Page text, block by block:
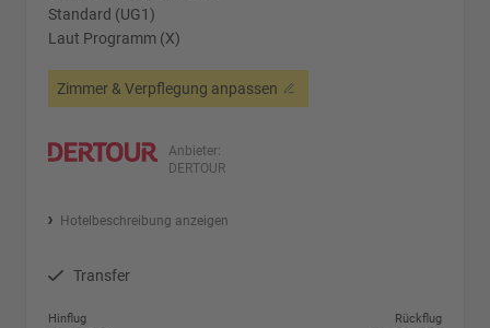
Standard (UG1)
Laut Programm (X)
Zimmer & Verpflegung anpassen
Anbieter:
DERTOUR
Hotelbeschreibung anzeigen
Transfer
Hinflug
Rückflug